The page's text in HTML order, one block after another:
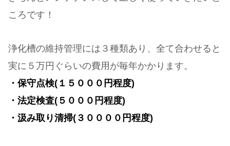
ころです！
浄化槽の維持管理には３種類あり、全て合わせると
実に５万円ぐらいの費用が毎年かかります。
・保守点検(１５０００円程度)
・法定検査(５０００円程度)
・汲み取り清掃(３００００円程度)